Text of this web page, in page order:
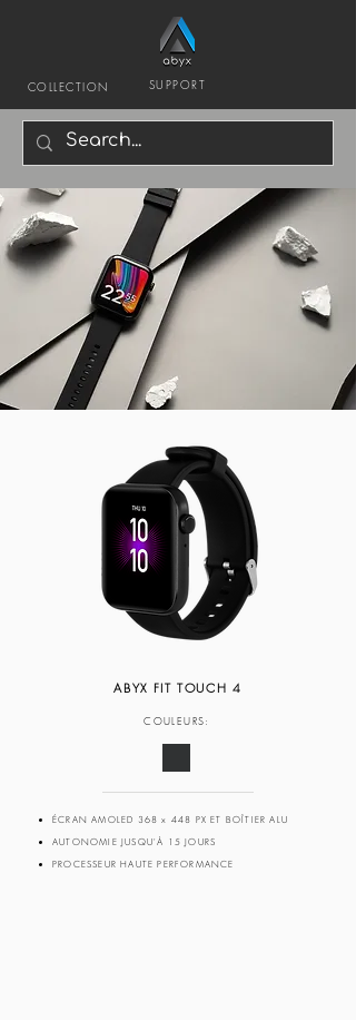
COLLECTION SUPPORT
ABYX FIT TOUCH 4
COULEURS:
ÉCRAN AMOLED 368 x 448 PX ET BOÎTIER ALU
AUTONOMIE JUSQU'À 15 JOURS
PROCESSEUR HAUTE PERFORMANCE